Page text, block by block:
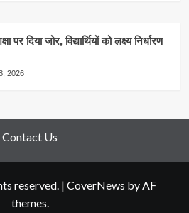
पर दिया जोर, विद्यार्थियों को लक्ष्य निर्धारण
2026
Contact Us
reserved. | CoverNews by AF
themes.